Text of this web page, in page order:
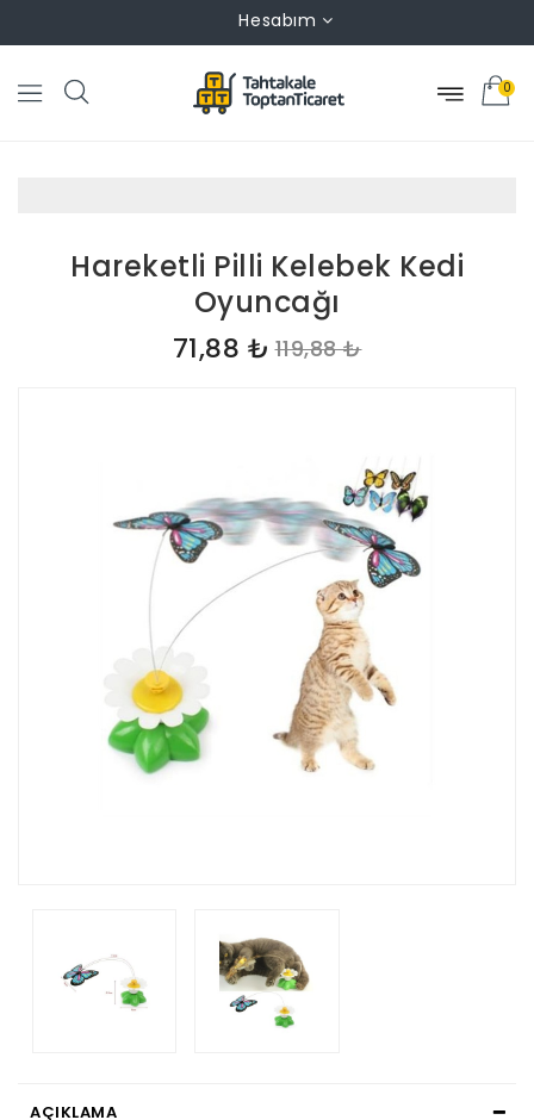
Hesabım
0
Hareketli Pilli Kelebek Kedi
Oyuncağı
71,88 ₺ 119,88 ₺
AÇIKLAMA